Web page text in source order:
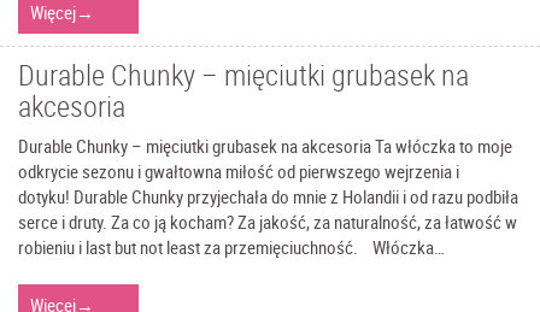
Więcej→
Durable Chunky – mięciutki grubasek na
akcesoria
Durable Chunky – mięciutki grubasek na akcesoria Ta włóczka to moje
odkrycie sezonu i gwałtowna miłość od pierwszego wejrzenia i
dotyku! Durable Chunky przyjechała do mnie z Holandii i od razu podbiła
serce i druty. Za co ją kocham? Za jakość, za naturalność, za łatwość w
robieniu i last but not least za przemięciuchność. Włóczka…
Więcej→